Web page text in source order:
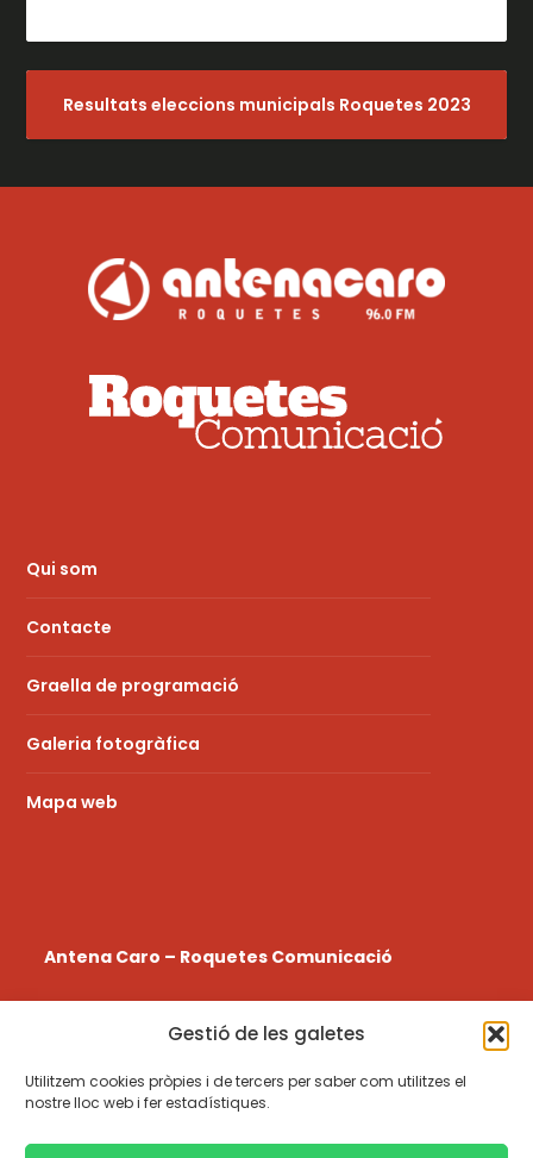
Gestió de les galetes
Utilitzem cookies pròpies i de tercers per saber com utilitzes el
nostre lloc web i fer estadístiques.
Resultats eleccions municipals Roquetes 2023
Qui som
Contacte
Graella de programació
Galeria fotogràfica
Mapa web
Antena Caro – Roquetes Comunicació
Roquetes a les Terres de l’Ebre.
977 580 108
radio@antenacaro.cat